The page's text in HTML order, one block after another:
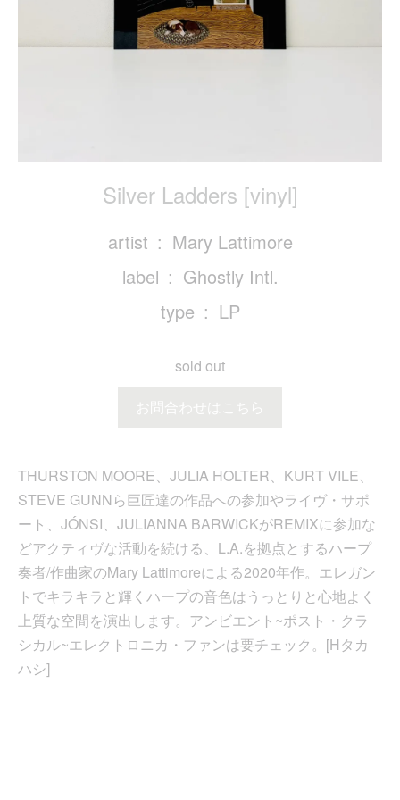
Silver Ladders [vinyl]
artist
Mary Lattimore
label
Ghostly Intl.
type
LP
sold out
お問合わせはこちら
THURSTON MOORE、JULIA HOLTER、KURT VILE、
STEVE GUNNら巨匠達の作品への参加やライヴ・サポ
ート、JÓNSI、JULIANNA BARWICKがREMIXに参加な
どアクティヴな活動を続ける、L.A.を拠点とするハープ
奏者/作曲家のMary Lattimoreによる2020年作。エレガン
トでキラキラと輝くハープの音色はうっとりと心地よく
上質な空間を演出します。アンビエント~ポスト・クラ
シカル~エレクトロニカ・ファンは要チェック。[Hタカ
ハシ]